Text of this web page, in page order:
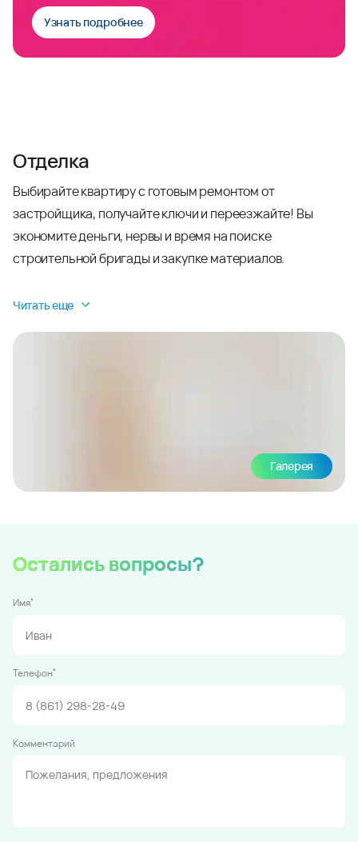
Узнать подробнее
Отделка
Выбирайте квартиру с готовым ремонтом от
застройщика, получайте ключи и переезжайте! Вы
экономите деньги, нервы и время на поиске
строительной бригады и закупке материалов.
Читать еще
Галерея
Остались вопросы?
Имя*
Телефон*
Комментарий